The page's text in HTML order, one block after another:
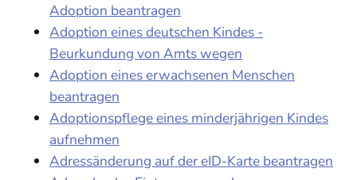
Adoption beantragen
Adoption eines deutschen Kindes -
Beurkundung von Amts wegen
Adoption eines erwachsenen Menschen
beantragen
Adoptionspflege eines minderjährigen Kindes
aufnehmen
Adressänderung auf der eID-Karte beantragen